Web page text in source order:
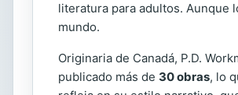
literatura para adultos. Aunque
mundo.
Originaria de Canadá, P.D.
publicado más de 30 obras, lo